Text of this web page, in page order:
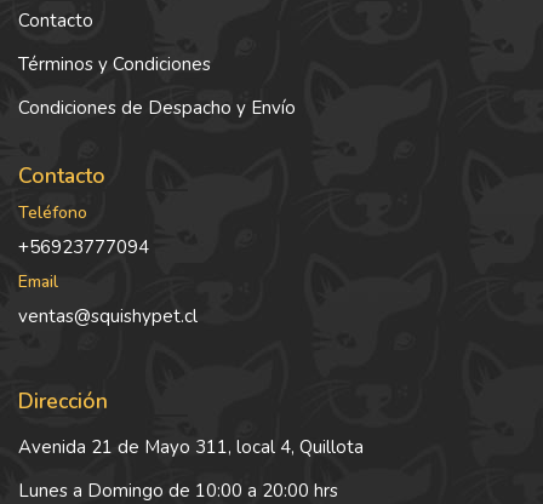
Contacto
Términos y Condiciones
Condiciones de Despacho y Envío
Contacto
Teléfono
+56923777094
Email
ventas@squishypet.cl
Dirección
Avenida 21 de Mayo 311, local 4, Quillota
Lunes a Domingo de 10:00 a 20:00 hrs